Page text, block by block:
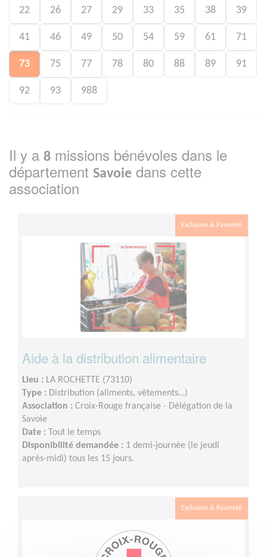
22 26 27 29 33 35 38 39
41 46 49 50 54 59 61 71
73 75 77 78 80 88 89 91
92 93 988
Il y a 8 missions bénévoles dans le
département Savoie dans cette
association
Exclusion & Pauvreté
Aide à la distribution alimentaire
Lieu : LA ROCHETTE (73110)
Type : Distribution (aliments, vêtements…)
Association : Croix-Rouge française - Délégation de la
Savoie
Date :
Tout le temps
Disponibilité demandée : 1 demi-journée (le jeudi
après-midi) tous les 15 jours.
Exclusion & Pauvreté